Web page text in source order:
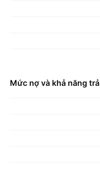
Mức nợ và khả năng trả